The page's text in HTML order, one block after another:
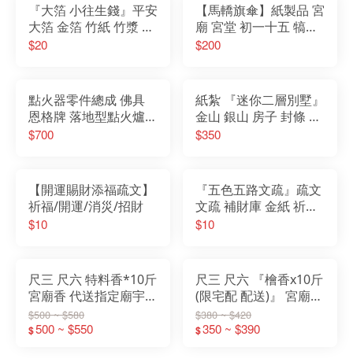
『大箔 小往生錢』平安
大箔 金箔 竹紙 竹漿 環
保金紙
$20
【馬轎旗傘】紙製品 宮
廟 宮堂 初一十五 犒軍
賞兵 調營 法會 安營
$200
點火器零件總成 佛具
恩格牌 落地型點火爐
$700
紙紮 『迷你二層別墅』
金山 銀山 房子 封條 房
契 紙屋 紙紮別墅 靈屋
$350
【開運賜財添福疏文】
祈福/開運/消災/招財
$10
『五色五路文疏』疏文
文疏 補財庫 金紙 祈福
開運 消災 招財
$10
尺三 尺六 特料香*10斤
宮廟香 代送指定廟宇
土地公 祝壽還願寄附
$500 ~ $580
$500 ~ $550
尺三 尺六 『檜香x10斤
(限宅配 配送)』 宮廟香
代送指定廟宇 土地公
祝壽還願寄附
$380 ~ $420
$350 ~ $390